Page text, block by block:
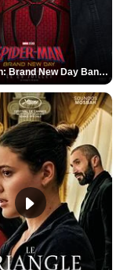
Spider-Man: Brand New Day Bande-annonce VO STFR